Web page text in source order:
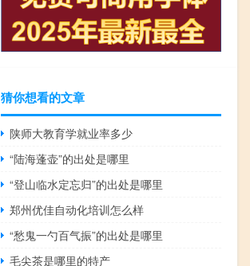
猜你想看的文章
陕师大教育学就业率多少
“陆海蓬壶”的出处是哪里
“登山临水定忘归”的出处是哪里
郑州优佳自动化培训怎么样
“愁鬼一勺百气振”的出处是哪里
毛尖茶是哪里的特产